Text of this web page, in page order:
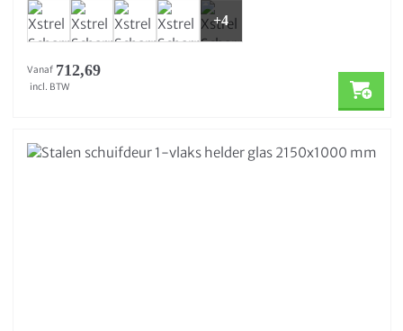
+4
Vanaf 712,69
incl. BTW